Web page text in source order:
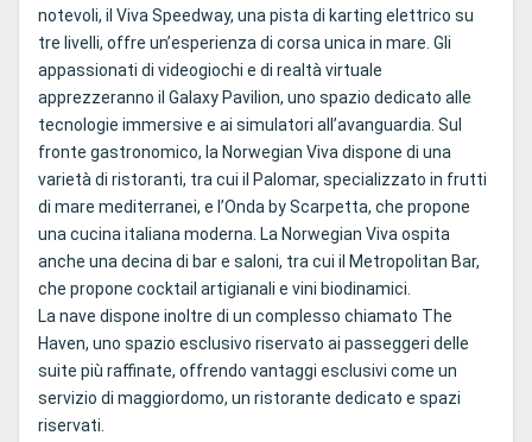
notevoli, il Viva Speedway, una pista di karting elettrico su
tre livelli, offre un’esperienza di corsa unica in mare. Gli
appassionati di videogiochi e di realtà virtuale
apprezzeranno il Galaxy Pavilion, uno spazio dedicato alle
tecnologie immersive e ai simulatori all’avanguardia. Sul
fronte gastronomico, la Norwegian Viva dispone di una
varietà di ristoranti, tra cui il Palomar, specializzato in frutti
di mare mediterranei, e l’Onda by Scarpetta, che propone
una cucina italiana moderna. La Norwegian Viva ospita
anche una decina di bar e saloni, tra cui il Metropolitan Bar,
che propone cocktail artigianali e vini biodinamici.
La nave dispone inoltre di un complesso chiamato The
Haven, uno spazio esclusivo riservato ai passeggeri delle
suite più raffinate, offrendo vantaggi esclusivi come un
servizio di maggiordomo, un ristorante dedicato e spazi
riservati.